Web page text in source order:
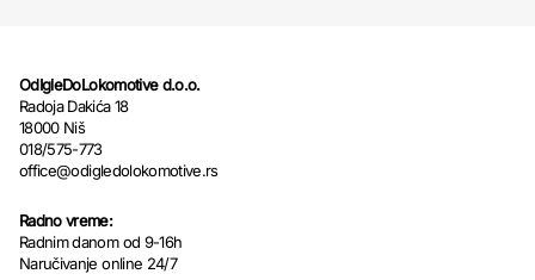
OdIgleDoLokomotive d.o.o.
Radoja Dakića 18
18000 Niš
018/575-773
office@odigledolokomotive.rs
Radno vreme:
Radnim danom od 9-16h
Naručivanje online 24/7